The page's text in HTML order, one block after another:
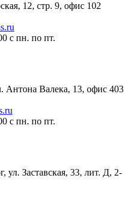
12, стр. 9, офис 102
с пн. по пт.
Антона Валека, 13, офис 403
с пн. по пт.
ул. Заставская, 33, лит. Д, 2-